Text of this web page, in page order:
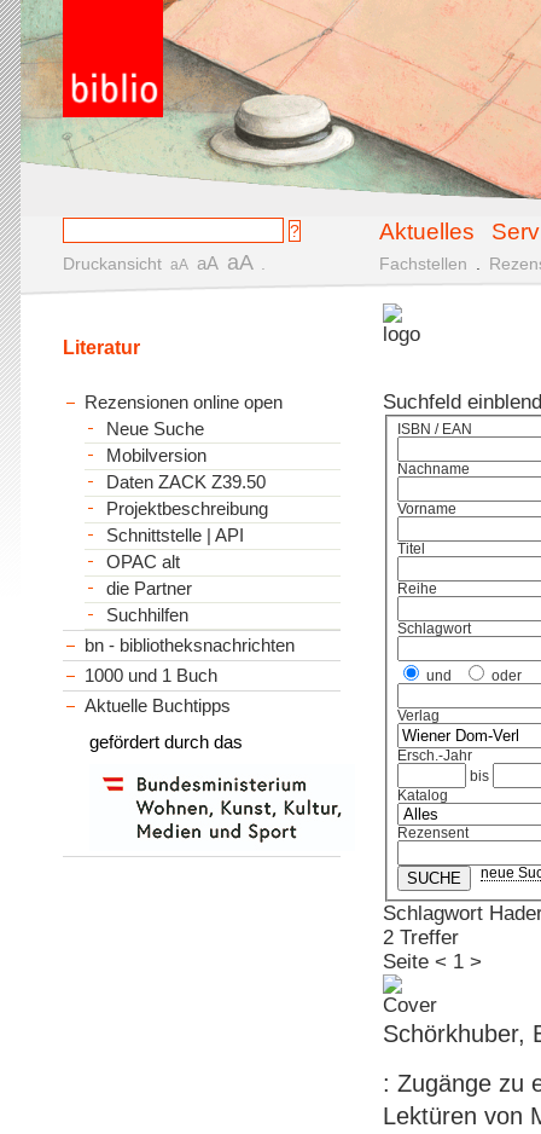
Aktuelles
Druckansicht aA aA aA Fachstellen
Suchfeld
ISBN / EAN
Nachname
Vorname
Titel
Reihe
Schlagwort
und oder
Verlag
Ersch.-Jahr
bis
Katalog
Rezensent
neue
Schlagwort
2 Treffer
Seite < 1 >
Schörkhuber,
: Zugänge zu
Lektüren von
Literatur
Rezensionen online open
Neue Suche
Mobilversion
Daten ZACK Z39.50
Projektbeschreibung
Schnittstelle | API
OPAC alt
die Partner
Suchhilfen
bn - bibliotheksnachrichten
1000 und 1 Buch
Aktuelle Buchtipps
gefördert durch das